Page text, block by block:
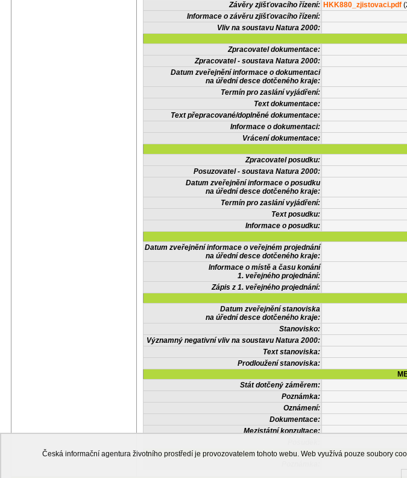
Závěry zjišťovacího řízení: HKK880_zjistovaci.pdf
Informace o závěru zjišťovacího řízení:
Vliv na soustavu Natura 2000:
Zpracovatel dokumentace:
Zpracovatel - soustava Natura 2000:
Datum zveřejnění informace o dokumentaci
na úřední desce dotčeného kraje:
Termín pro zaslání vyjádření:
Text dokumentace:
Text přepracované/doplněné dokumentace:
Informace o dokumentaci:
Vrácení dokumentace:
Zpracovatel posudku:
Posuzovatel - soustava Natura 2000:
Datum zveřejnění informace o posudku
na úřední desce dotčeného kraje:
Termín pro zaslání vyjádření:
Text posudku:
Informace o posudku:
Datum zveřejnění informace o veřejném projednání
na úřední desce dotčeného kraje:
Informace o místě a času konání
1. veřejného projednání:
Zápis z 1. veřejného projednání:
Datum zveřejnění stanoviska
na úřední desce dotčeného kraje:
Stanovisko:
Významný negativní vliv na soustavu Natura 2000:
Text stanoviska:
Prodloužení stanoviska:
Stát dotčený záměrem:
Poznámka:
Oznámení:
Dokumentace:
Mezistátní konzultace:
Česká informační agentura životního prostředí je provozovatelem tohoto webu. Web využívá pouze soubory